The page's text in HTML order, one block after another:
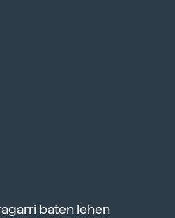
baten lehen